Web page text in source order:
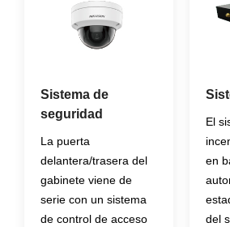
Sistema de
seguridad
La puerta
delantera/trasera del
gabinete viene de
serie con un sistema
de control de acceso
El
en
del